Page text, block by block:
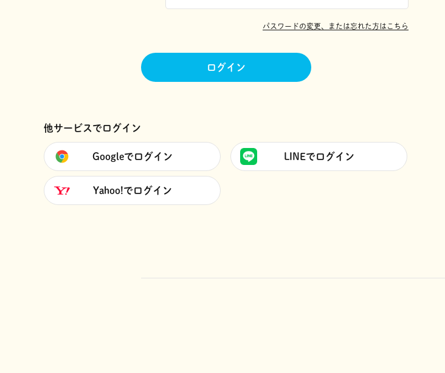
パスワードの変更、または忘れた方はこちら
ログイン
他サービスでログイン
Googleでログイン LINEでログイン
Yahoo!でログイン